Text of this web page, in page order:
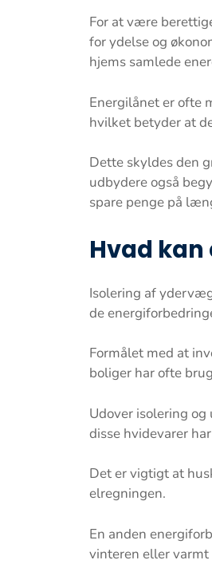
For at være
for ydelse og
hjems samlede
Energilånet er ofte
hvilket betyder at
Dette skyldes den
udbydere også
spare penge på
Hvad
Isolering af
de
Formålet med at
boliger har ofte
Udover isolering
disse hvidevarer
Det er vigtigt at
elregningen.
En anden
vinteren eller